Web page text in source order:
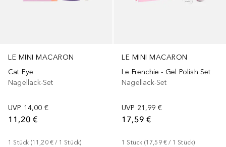
LE MINI MACARON
Cat Eye
Nagellack-Set
UVP 14,00 €
11,20 €
1 Stück (11,20 € / 1 Stück)
LE MINI MACARON
Le Frenchie - Gel Polish Set
Nagellack-Set
UVP 21,99 €
17,59 €
1 Stück (17,59 € / 1 Stück)